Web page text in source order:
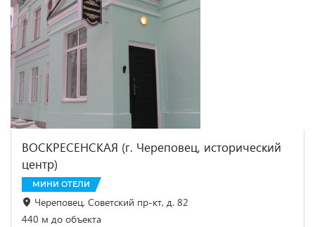
ВОСКРЕСЕНСКАЯ (г. Череповец, исторический
центр)
МИНИ ОТЕЛИ
Череповец, Советский пр-кт, д. 82
440 м до объекта